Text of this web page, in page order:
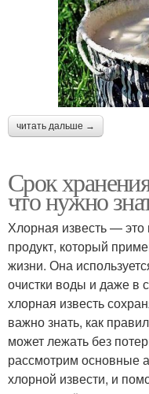
читать дальше →
Срок
что нужно
Хлорная известь —
продукт, который
жизни. Она
очистки воды и даже в
хлорная известь
важно знать, как
может лежать без
рассмотрим основные
хлорной извести, и